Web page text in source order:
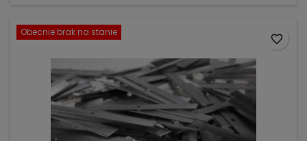
Obecnie brak na stanie
favorite_border